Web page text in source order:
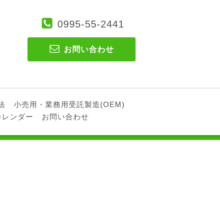
0995-55-2441
お問い合わせ
小売用・業務用受託製造(OEM)
レンダー お問い合わせ